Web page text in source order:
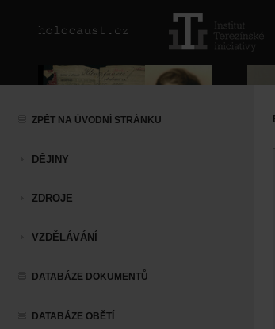
ZPĚT NA ÚVODNÍ STRÁNKU
DĚJINY
ZDROJE
VZDĚLÁVÁNÍ
DATABÁZE DOKUMENTŮ
DATABÁZE OBĚTÍ